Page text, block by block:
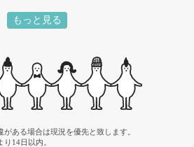
もっと見る
ある場合は現況を優先と致します。
14日以内。